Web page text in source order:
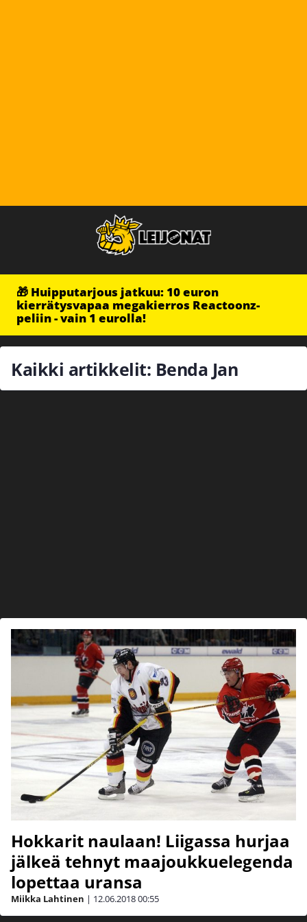
🎁 Huipputarjous jatkuu: 10 euron
kierrätysvapaa megakierros Reactoonz-
peliin - vain 1 eurolla!
Kaikki artikkelit: Benda Jan
Hokkarit naulaan! Liigassa hurjaa
jälkeä tehnyt maajoukkuelegenda
lopettaa uransa
Miikka Lahtinen | 12.06.201800:55